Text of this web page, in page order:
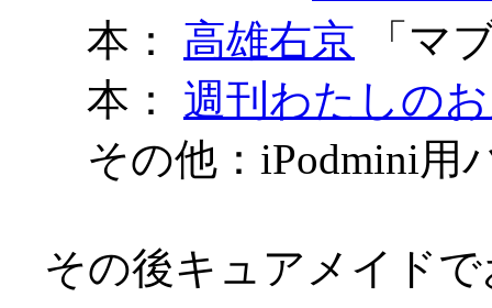
本： 高雄右京 「マ
本： 週刊わたしの
その他：iPodmini用
その後キュアメイド